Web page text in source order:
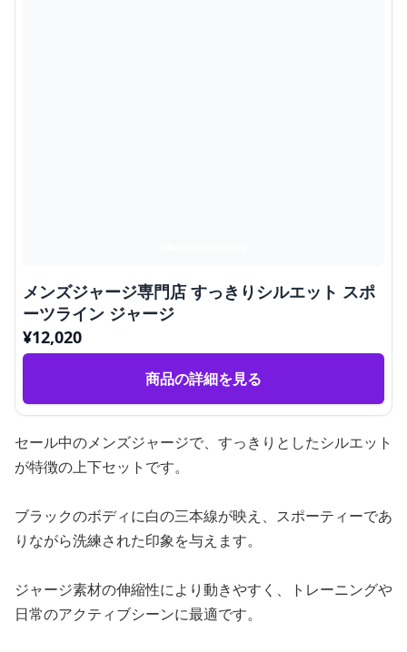
メンズジャージ専門店 すっきりシルエット スポ
ーツライン ジャージ
¥12,020
商品の詳細を見る
セール中のメンズジャージで、すっきりとしたシルエット
が特徴の上下セットです。
ブラックのボディに白の三本線が映え、スポーティーであ
りながら洗練された印象を与えます。
ジャージ素材の伸縮性により動きやすく、トレーニングや
日常のアクティブシーンに最適です。